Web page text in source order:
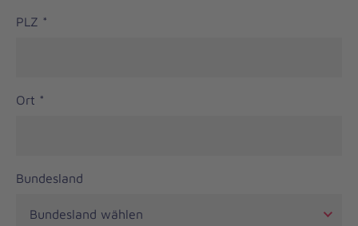
PLZ *
Ort *
Bundesland